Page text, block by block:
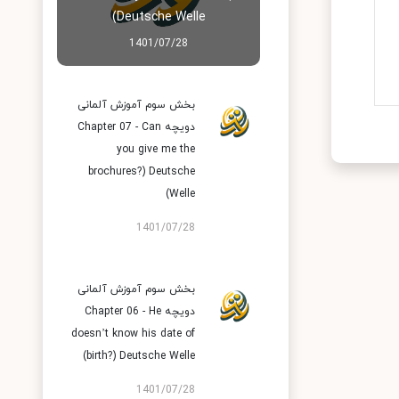
Deutsche Welle)
1401/07/28
بخش سوم آموزش آلمانی
دویچه Chapter 07 - Can
you give me the
brochures?) Deutsche
Welle)
1401/07/28
بخش سوم آموزش آلمانی
دویچه Chapter 06 - He
doesn’t know his date of
birth?) Deutsche Welle)
1401/07/28